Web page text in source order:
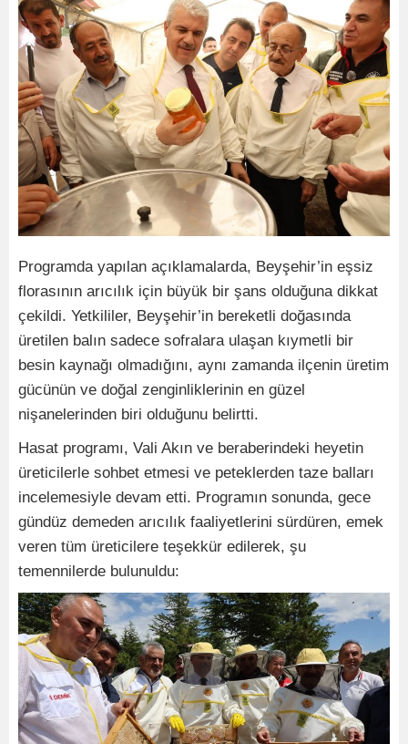
Programda yapılan açıklamalarda, Beyşehir’in eşsiz
florasının arıcılık için büyük bir şans olduğuna dikkat
çekildi. Yetkililer, Beyşehir’in bereketli doğasında
üretilen balın sadece sofralara ulaşan kıymetli bir
besin kaynağı olmadığını, aynı zamanda ilçenin üretim
gücünün ve doğal zenginliklerinin en güzel
nişanelerinden biri olduğunu belirtti.
Hasat programı, Vali Akın ve beraberindeki heyetin
üreticilerle sohbet etmesi ve peteklerden taze balları
incelemesiyle devam etti. Programın sonunda, gece
gündüz demeden arıcılık faaliyetlerini sürdüren, emek
veren tüm üreticilere teşekkür edilerek, şu
temennilerde bulunuldu: